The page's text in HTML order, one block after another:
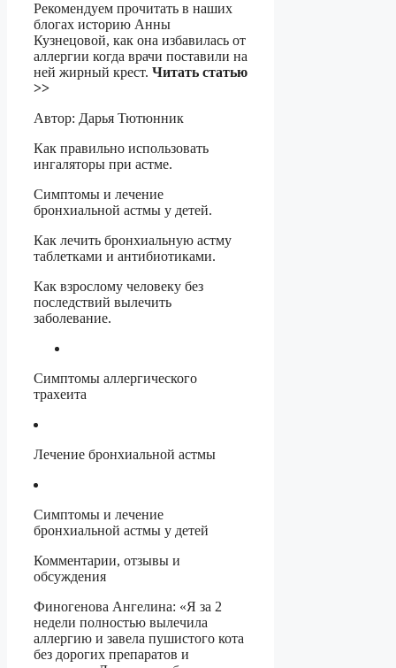
Рекомендуем прочитать в наших
блогах историю Анны
Кузнецовой, как она избавилась от
аллергии когда врачи поставили на
ней жирный крест. Читать статью
>>
Автор: Дарья Тютюнник
Как правильно использовать
ингаляторы при астме.
Симптомы и лечение
бронхиальной астмы у детей.
Как лечить бронхиальную астму
таблетками и антибиотиками.
Как взрослому человеку без
последствий вылечить
заболевание.
Симптомы аллергического
трахеита
Лечение бронхиальной астмы
Симптомы и лечение
бронхиальной астмы у детей
Комментарии, отзывы и
обсуждения
Финогенова Ангелина: «Я за 2
недели полностью вылечила
аллергию и завела пушистого кота
без дорогих препаратов и